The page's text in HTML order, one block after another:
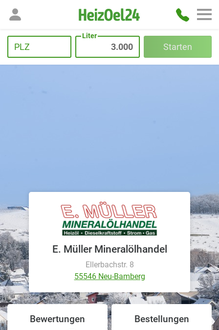
PLZ
Liter
Starten
E. Müller Mineralölhandel
Ellerbachstr. 8
55546 Neu-Bamberg
Bewertungen Bestellungen